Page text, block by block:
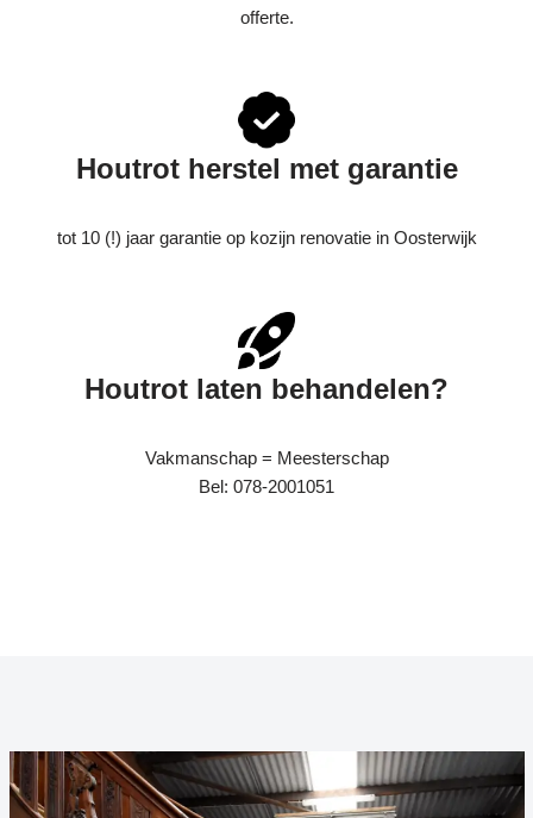
offerte.
Houtrot herstel met garantie
tot 10 (!) jaar garantie op kozijn renovatie in Oosterwijk
Houtrot laten behandelen?
Vakmanschap = Meesterschap
Bel: 078-2001051